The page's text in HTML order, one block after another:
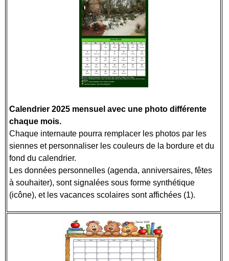
Calendrier 2025 mensuel avec une photo différente
chaque mois.
Chaque internaute pourra remplacer les photos par les
siennes et personnaliser les couleurs de la bordure et du
fond du calendrier.
Les données personnelles (agenda, anniversaires, fêtes
à souhaiter), sont signalées sous forme synthétique
(icône), et les vacances scolaires sont affichées (1).